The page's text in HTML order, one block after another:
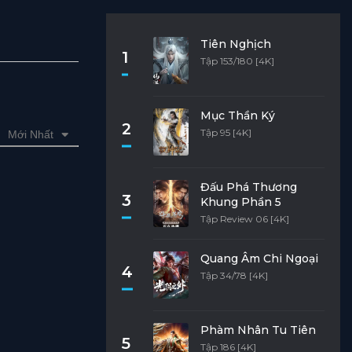
Mới Nhất
1
Tiên Nghịch
Tập 153/180 [4K]
2
Mục Thần Ký
Tập 95 [4K]
3
Đấu Phá Thương
Khung Phần 5
Tập Review 06 [4K]
4
Quang Âm Chi Ngoại
Tập 34/78 [4K]
5
Phàm Nhân Tu Tiên
Tập 186 [4K]